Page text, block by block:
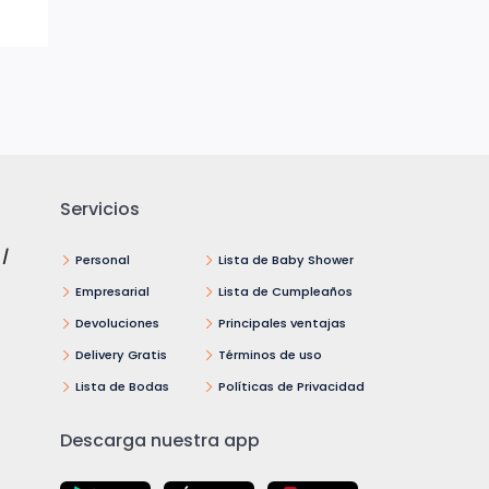
/
Servicios
Personal
Empresarial
Devoluciones
Delivery Gratis
Lista de Bodas
Lista de Baby Shower
Lista de Cumpleaños
Principales ventajas
Términos de uso
Políticas de Privacidad
Descarga nuestra app